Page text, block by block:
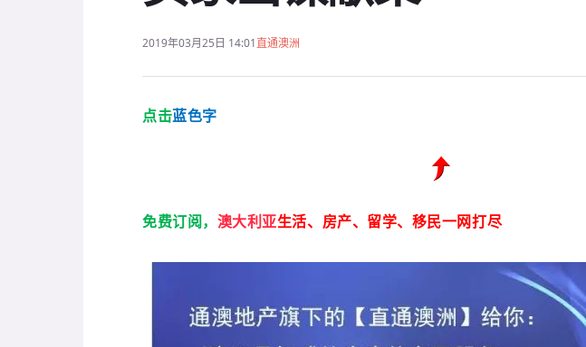
2019年03月25日 14:01直通澳洲
点击蓝色字
免费订阅， 澳大利亚生活、房产、留学、移民一网打尽